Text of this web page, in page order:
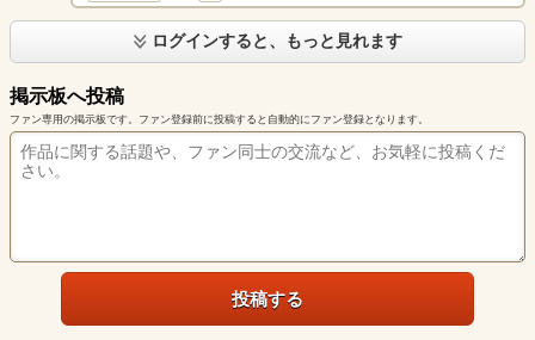
ログインすると、もっと見れます
掲示板へ投稿
ファン専用の掲示板です。ファン登録前に投稿すると自動的にファン登録となります。